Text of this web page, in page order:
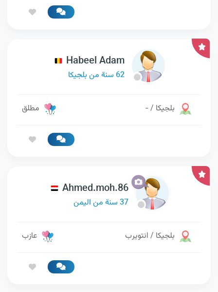
Habeel Adam
62 سنة من بلجيكا
بلجيكا / - مطلق
Ahmed.moh.86
37 سنة من اليمن
بلجيكا / انتويرب عازب